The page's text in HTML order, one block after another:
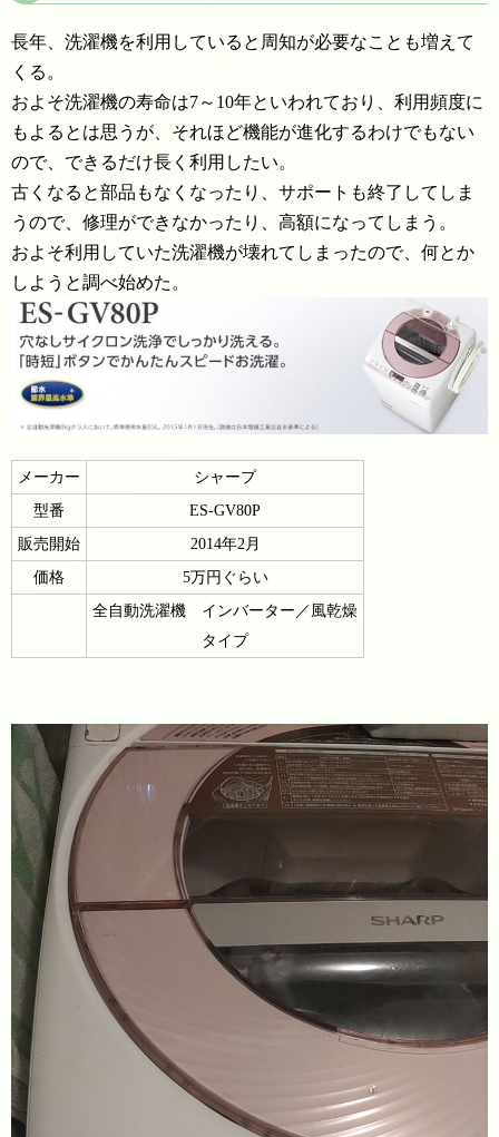
長年、洗濯機を利用していると周知が必要なことも増えて
くる。
およそ洗濯機の寿命は7～10年といわれており、利用頻度に
もよるとは思うが、それほど機能が進化するわけでもない
ので、できるだけ長く利用したい。
古くなると部品もなくなったり、サポートも終了してしま
うので、修理ができなかったり、高額になってしまう。
およそ利用していた洗濯機が壊れてしまったので、何とか
しようと調べ始めた。
メーカー
シャープ
型番
ES-GV80P
販売開始
2014年2月
価格
5万円ぐらい
全自動洗濯機 インバーター／風乾燥
タイプ